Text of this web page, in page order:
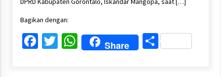
Bagikan dengan:
Facebook
Twitter
WhatsApp
Share Share